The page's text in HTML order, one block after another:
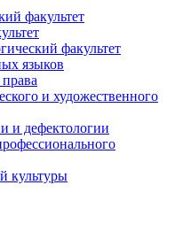
факультет
факультет
языков
и художественного
и дефектологии
культуры